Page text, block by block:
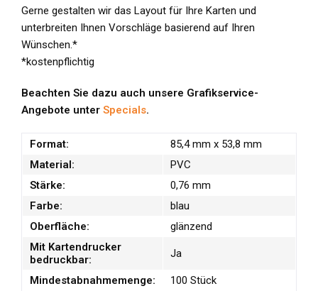
Gerne gestalten wir das Layout für Ihre Karten und
unterbreiten Ihnen Vorschläge basierend auf Ihren
Wünschen.*
*kostenpflichtig
Beachten Sie dazu auch unsere Grafikservice-
Angebote unter Specials.
Format:
85,4 mm x 53,8 mm
Material:
PVC
Stärke:
0,76 mm
Farbe:
blau
Oberfläche:
glänzend
Mit Kartendrucker
bedruckbar:
Ja
Mindestabnahmemenge: 100 Stück